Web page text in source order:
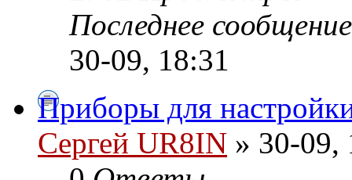
Последнее
30-09, 18:31
Приборы для
Сергей UR8IN » 30-09,